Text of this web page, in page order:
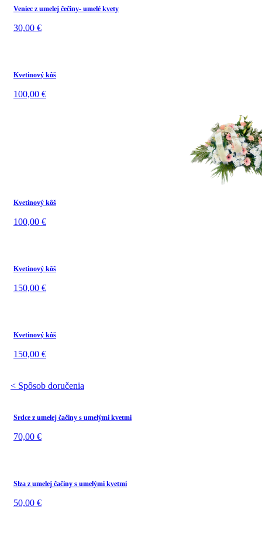
Veniec z umelej čečiny- umelé kvety
30,00 €
Kvetinový kôš
100,00 €
Kvetinový kôš
100,00 €
Kvetinový kôš
150,00 €
Kvetinový kôš
150,00 €
< Spôsob doručenia
Srdce z umelej čačiny s umelými kvetmi
70,00 €
Slza z umelej čačiny s umelými kvetmi
50,00 €